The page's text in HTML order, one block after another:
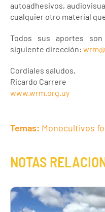
autoadhesivos,
cualquier otro material
Todos sus aportes
siguiente dirección:
Cordiales saludos,
Ricardo Carrere
www.wrm.org.uy
Temas: Monocultivos
NOTAS